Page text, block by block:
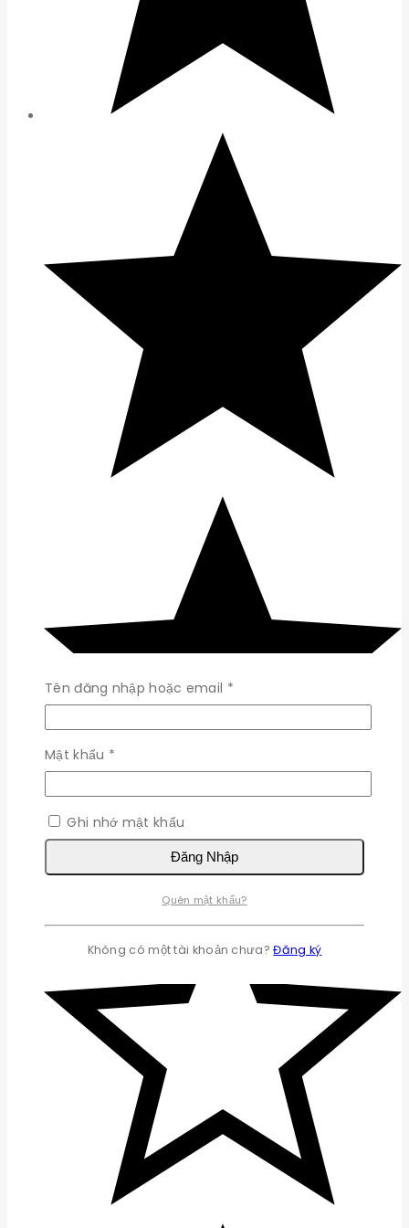
Tên đăng nhập hoặc email *Bắt
buộc
Mật khẩu *
buộc
Ghi nhớ mật khẩu
Đăng Nhập
Quên mật khẩu?
Không có một tài khoản chưa?Đăng ký